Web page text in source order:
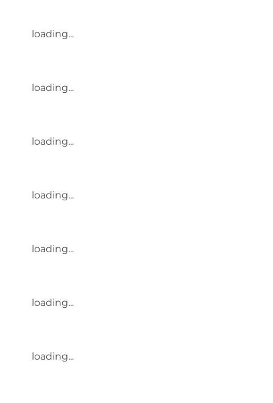
loading...
loading...
loading...
loading...
loading...
loading...
loading...